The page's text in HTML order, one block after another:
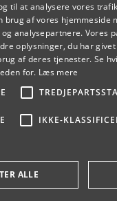
til at analysere vores
brug af vores hjemmeside
analysepartnere. Vores
oplysninger, du har
af deres tjenester. Se
for. Læs mere
IKKE-
ALLE